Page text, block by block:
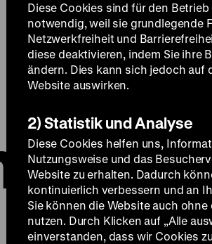
Diese Cookies sind für den
notwendig, weil sie grundlegende
Netzwerkfreiheit und
diese deaktivieren, indem Sie ihre
ändern. Dies kann sich jedoch auf
Website auswirken.
2) Statistik und Analyse
Diese Cookies helfen uns,
Nutzungsweise und das
Website zu erhalten. Dadurch
kontinuierlich verbessern und an
Sie können die Website auch
nutzen. Durch Klicken auf „Alle
einverstanden, dass wir Cookies